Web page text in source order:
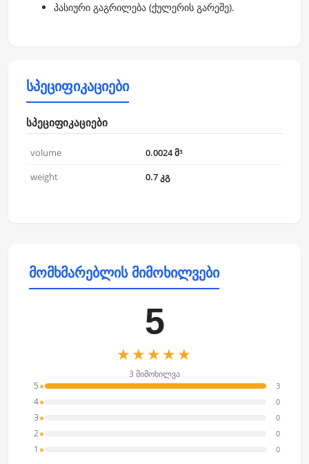
პასიური გაგრილება (ქულერის გარეშე).
სპეციფიკაციები
სპეციფიკაციები
volume
0.0024 მ³
weight
0.7 კგ
მომხმარებლის მიმოხილვები
5
★★★★★
3 მიმოხილვა
5★ 3
4★ 0
3★ 0
2★ 0
1 ★ 0